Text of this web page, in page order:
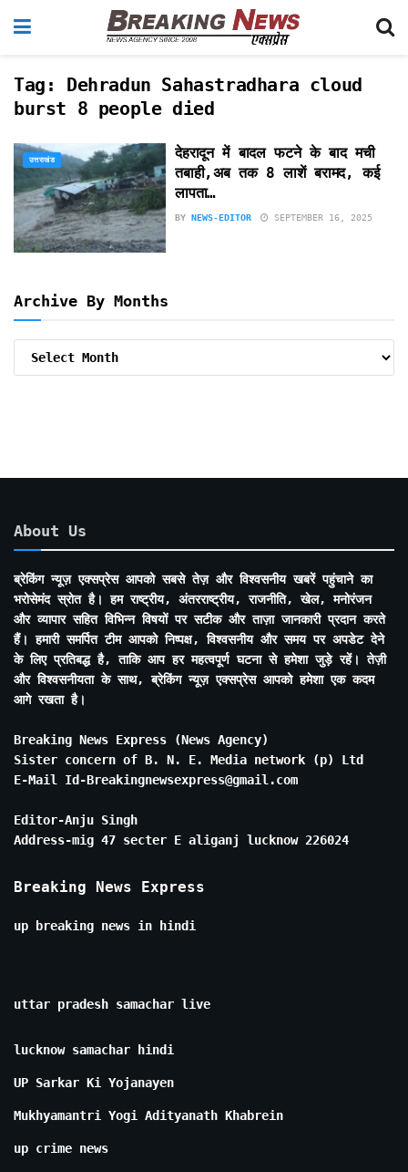
Tag: Dehradun Sahastradhara cloud
burst 8 people died
उत्तराखंड
देहरादून में बादल फटने के बाद मची
तबाही,अब तक 8 लाशें बरामद, कई
लापता…
BY NEWS-EDITOR SEPTEMBER 16, 2025
Archive By Months
About Us
ब्रेकिंग न्यूज़ एक्सप्रेस आपको सबसे तेज़ और विश्वसनीय खबरें पहुंचाने का
भरोसेमंद स्रोत है। हम राष्ट्रीय, अंतरराष्ट्रीय, राजनीति, खेल, मनोरंजन
और व्यापार सहित विभिन्न विषयों पर सटीक और ताज़ा जानकारी प्रदान करते
हैं। हमारी समर्पित टीम आपको निष्पक्ष, विश्वसनीय और समय पर अपडेट देने
के लिए प्रतिबद्ध है, ताकि आप हर महत्वपूर्ण घटना से हमेशा जुड़े रहें। तेज़ी
और विश्वसनीयता के साथ, ब्रेकिंग न्यूज़ एक्सप्रेस आपको हमेशा एक कदम
आगे रखता है।
Breaking News Express (News Agency)
Sister concern of B. N. E. Media network (p) Ltd
E-Mail Id-Breakingnewsexpress@gmail.com
Editor-Anju Singh
Address-mig 47 secter E aliganj lucknow 226024
Breaking News Express
up breaking news in hindi
uttar pradesh samachar live
lucknow samachar hindi
UP Sarkar Ki Yojanayen
Mukhyamantri Yogi Adityanath Khabrein
up crime news